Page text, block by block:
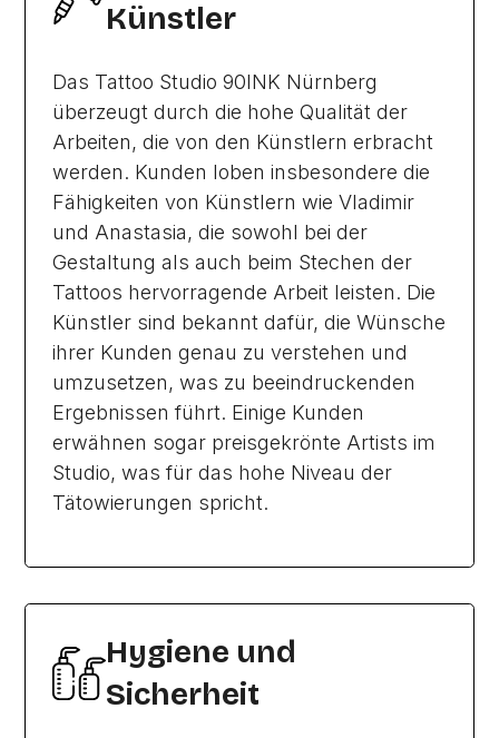
Künstler
Das Tattoo Studio 90INK Nürnberg
überzeugt durch die hohe Qualität der
Arbeiten, die von den Künstlern erbracht
werden. Kunden loben insbesondere die
Fähigkeiten von Künstlern wie Vladimir
und Anastasia, die sowohl bei der
Gestaltung als auch beim Stechen der
Tattoos hervorragende Arbeit leisten. Die
Künstler sind bekannt dafür, die Wünsche
ihrer Kunden genau zu verstehen und
umzusetzen, was zu beeindruckenden
Ergebnissen führt. Einige Kunden
erwähnen sogar preisgekrönte Artists im
Studio, was für das hohe Niveau der
Tätowierungen spricht.
Hygiene und
Sicherheit